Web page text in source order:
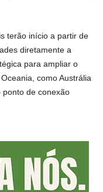
terão início a partir de
diretamente a
para ampliar o
como Austrália
ponto de conexão